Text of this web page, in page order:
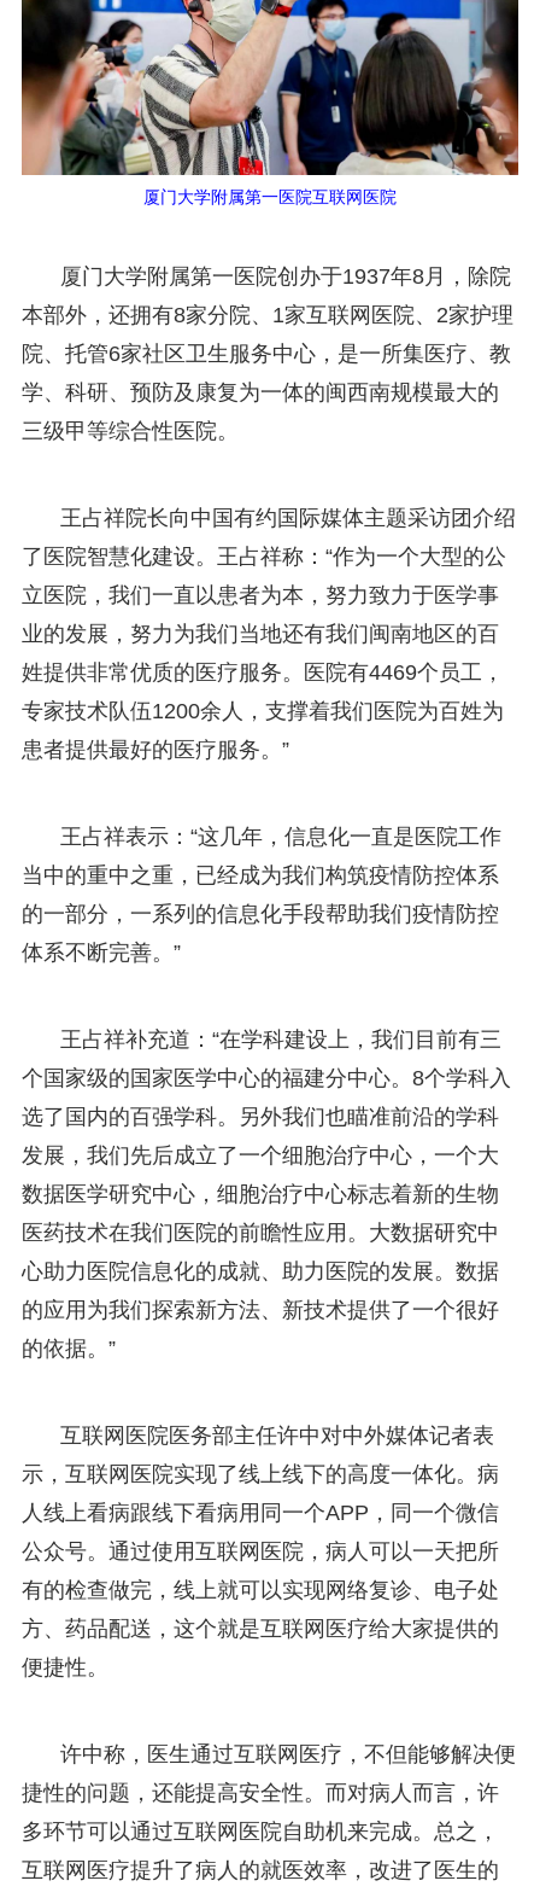
厦门大学附属第一医院互联网医院
厦门大学附属第一医院创办于1937年8月，除院
本部外，还拥有8家分院、1家互联网医院、2家护理
院、托管6家社区卫生服务中心，是一所集医疗、教
学、科研、预防及康复为一体的闽西南规模最大的
三级甲等综合性医院。
王占祥院长向中国有约国际媒体主题采访团介绍
了医院智慧化建设。王占祥称：“作为一个大型的公
立医院，我们一直以患者为本，努力致力于医学事
业的发展，努力为我们当地还有我们闽南地区的百
姓提供非常优质的医疗服务。医院有4469个员工，
专家技术队伍1200余人，支撑着我们医院为百姓为
患者提供最好的医疗服务。”
王占祥表示：“这几年，信息化一直是医院工作
当中的重中之重，已经成为我们构筑疫情防控体系
的一部分，一系列的信息化手段帮助我们疫情防控
体系不断完善。”
王占祥补充道：“在学科建设上，我们目前有三
个国家级的国家医学中心的福建分中心。8个学科入
选了国内的百强学科。另外我们也瞄准前沿的学科
发展，我们先后成立了一个细胞治疗中心，一个大
数据医学研究中心，细胞治疗中心标志着新的生物
医药技术在我们医院的前瞻性应用。大数据研究中
心助力医院信息化的成就、助力医院的发展。数据
的应用为我们探索新方法、新技术提供了一个很好
的依据。”
互联网医院医务部主任许中对中外媒体记者表
示，互联网医院实现了线上线下的高度一体化。病
人线上看病跟线下看病用同一个APP，同一个微信
公众号。通过使用互联网医院，病人可以一天把所
有的检查做完，线上就可以实现网络复诊、电子处
方、药品配送，这个就是互联网医疗给大家提供的
便捷性。
许中称，医生通过互联网医疗，不但能够解决便
捷性的问题，还能提高安全性。而对病人而言，许
多环节可以通过互联网医院自助机来完成。总之，
互联网医疗提升了病人的就医效率，改进了医生的